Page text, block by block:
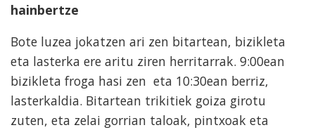
hainbertze
Bote luzea jokatzen ari zen bitartean, bizikleta
eta lasterka ere aritu ziren herritarrak. 9:00ean
bizikleta froga hasi zen eta 10:30ean berriz,
lasterkaldia. Bitartean trikitiek goiza girotu
zuten, eta zelai gorrian taloak, pintxoak eta